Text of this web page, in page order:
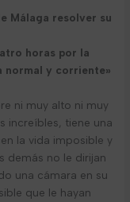
Málaga resolver su
horas por la
normal y corriente»
ni muy alto ni muy
increíbles, tiene una
la vida imposible y
demás no le dirijan
una cámara en su
que le hayan